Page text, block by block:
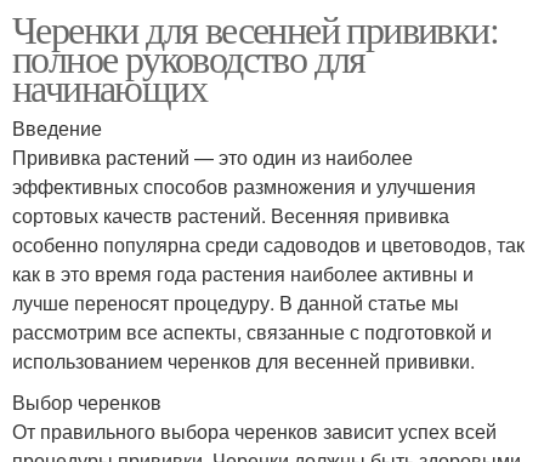
Черенки для весенней прививки:
полное руководство для
начинающих
Введение
Прививка растений — это один из наиболее
эффективных способов размножения и улучшения
сортовых качеств растений. Весенняя прививка
особенно популярна среди садоводов и цветоводов, так
как в это время года растения наиболее активны и
лучше переносят процедуру. В данной статье мы
рассмотрим все аспекты, связанные с подготовкой и
использованием черенков для весенней прививки.
Выбор черенков
От правильного выбора черенков зависит успех всей